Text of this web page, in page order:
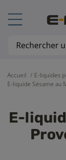
Accueil E-liquides
E-liquide Sésame au
E-